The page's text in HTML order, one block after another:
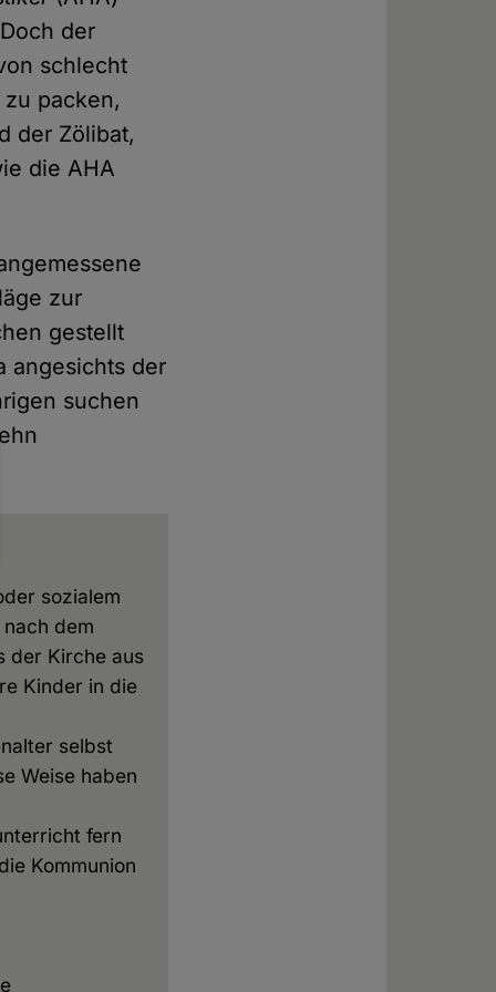
der
schlecht
packen,
der Zölibat,
die AHA
zur
gestellt
angesichts der
suchen
sozialem
dem
der Kirche aus
Kinder in die
selbst
Weise haben
fern
Kommunion